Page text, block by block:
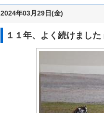
2024年03月29日(金)
１１年、よく続けました